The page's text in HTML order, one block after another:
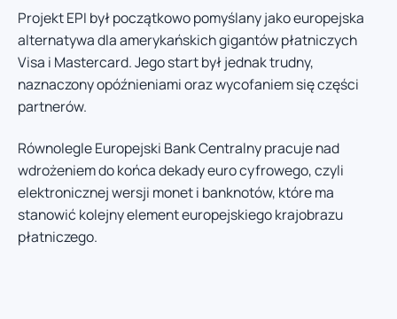
Projekt EPI był początkowo pomyślany jako europejska
alternatywa dla amerykańskich gigantów płatniczych
Visa i Mastercard. Jego start był jednak trudny,
naznaczony opóźnieniami oraz wycofaniem się części
partnerów.
Równolegle Europejski Bank Centralny pracuje nad
wdrożeniem do końca dekady euro cyfrowego, czyli
elektronicznej wersji monet i banknotów, które ma
stanowić kolejny element europejskiego krajobrazu
płatniczego.